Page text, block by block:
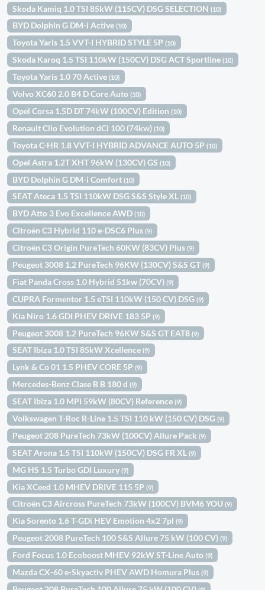
Skoda Kamiq 1.0 TSI 85kW (115CV) DSG SELECTION(10)
BYD Dolphin G DM-i Active(10)
Toyota Yaris 1.5 VVT-I HYBRID STYLE 5P(10)
Skoda Karoq 1.5 TSI 110kW (150CV) DSG ACT Sportline(10)
Toyota Yaris 1.0 70 Active(10)
Volvo XC60 2.0 B4 D Core Auto(10)
Opel Corsa 1.5D DT 74kW (100CV) Edition(10)
Renault Clio Evolution dCi 100 (74kw)(10)
Toyota C-HR 1.8 VVT-I HYBRID ADVANCE AUTO 5P(10)
Opel Astra 1.2T XHT 96kW (130CV) GS(10)
BYD Dolphin G DM-i Comfort(10)
SEAT Ateca 1.5 TSI 110kW DSG S&S Style XL(10)
BYD Atto 3 Evo Excellence AWD(10)
Citroën C3 Hybrid 110 e-DSC6 Plus(9)
Citroën C3 Origin PureTech 60KW (83CV) Plus(9)
Peugeot 3008 1.2 PureTech 96KW (130CV) S&S GT(9)
Fiat Panda Cross 1.0 Hybrid 51kw (70CV)(9)
CUPRA Formentor 1.5 eTSI 110kW (150 CV) DSG(9)
Kia Niro 1.6 GDI PHEV DRIVE 183 5P(9)
Peugeot 3008 1.2 PureTech 96KW S&S GT EAT8(9)
SEAT Ibiza 1.0 TSI 85kW Xcellence(9)
Lynk & Co 01 1.5 PHEV CORE 5P(9)
Mercedes-Benz Clase B B 180 d(9)
SEAT Ibiza 1.0 MPI 59kW (80CV) Reference(9)
Volkswagen T-Roc R-Line 1.5 TSI 110 kW (150 CV) DSG(9)
Peugeot 208 PureTech 73kW (100CV) Allure Pack(9)
SEAT Arona 1.5 TSI 110kW (150CV) DSG FR XL(9)
MG HS 1.5 Turbo GDI Luxury(9)
Kia XCeed 1.0 MHEV DRIVE 115 5P(9)
Citroën C3 Aircross PureTech 73kW (100CV) BVM6 YOU(9)
Kia Sorento 1.6 T-GDi HEV Emotion 4x2 7pl(9)
Peugeot 2008 PureTech 100 S&S Allure 75 kW (100 CV)(9)
Ford Focus 1.0 Ecoboost MHEV 92kW ST-Line Auto(9)
Mazda CX-60 e-Skyactiv PHEV AWD Homura Plus(9)